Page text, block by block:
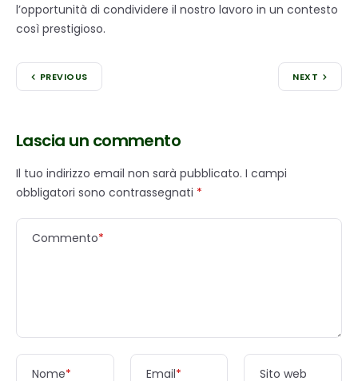
l’opportunità di condividere il nostro lavoro in un contesto
così prestigioso.
PREVIOUS NEXT
Lascia un commento
Il tuo indirizzo email non sarà pubblicato. I campi
obbligatori sono contrassegnati *
Commento*
Nome* Email* Sito web